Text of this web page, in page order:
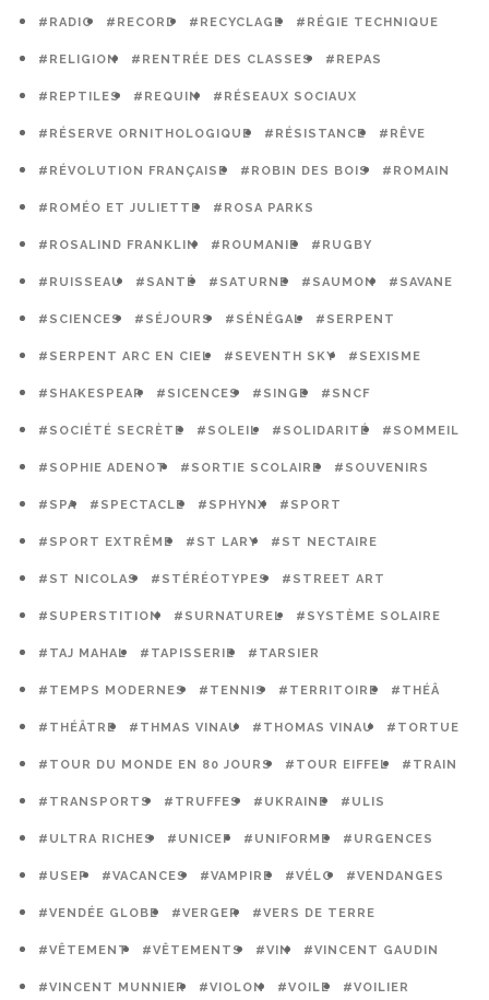
#RADIO #RECORD #RECYCLAGE #RÉGIE TECHNIQUE
#RELIGION #RENTRÉE DES CLASSES #REPAS
#REPTILES #REQUIN #RÉSEAUX SOCIAUX
#RÉSERVE ORNITHOLOGIQUE #RÉSISTANCE #RÊVE
#RÉVOLUTION FRANÇAISE #ROBIN DES BOIS #ROMAIN
#ROMÉO ET JULIETTE #ROSA PARKS
#ROSALIND FRANKLIN #ROUMANIE #RUGBY
#RUISSEAU #SANTÉ #SATURNE #SAUMON #SAVANE
#SCIENCES #SÉJOURS #SÉNÉGAL #SERPENT
#SERPENT ARC EN CIEL #SEVENTH SKY #SEXISME
#SHAKESPEAR #SICENCES #SINGE #SNCF
#SOCIÉTÉ SECRÈTE #SOLEIL #SOLIDARITÉ #SOMMEIL
#SOPHIE ADENOT #SORTIE SCOLAIRE #SOUVENIRS
#SPA #SPECTACLE #SPHYNX #SPORT
#SPORT EXTRÊME #ST LARY #ST NECTAIRE
#ST NICOLAS #STÉRÉOTYPES #STREET ART
#SUPERSTITION #SURNATUREL #SYSTÈME SOLAIRE
#TAJ MAHAL #TAPISSERIE #TARSIER
#TEMPS MODERNES #TENNIS #TERRITOIRE #THÉÂ
#THÉÂTRE #THMAS VINAU #THOMAS VINAU #TORTUE
#TOUR DU MONDE EN 80 JOURS #TOUR EIFFEL #TRAIN
#TRANSPORTS #TRUFFES #UKRAINE #ULIS
#ULTRA RICHES #UNICEF #UNIFORME #URGENCES
#USEP #VACANCES #VAMPIRE #VÉLO #VENDANGES
#VENDÉE GLOBE #VERGER #VERS DE TERRE
#VÊTEMENT #VÊTEMENTS #VIN #VINCENT GAUDIN
#VINCENT MUNNIER #VIOLON #VOILE #VOILIER